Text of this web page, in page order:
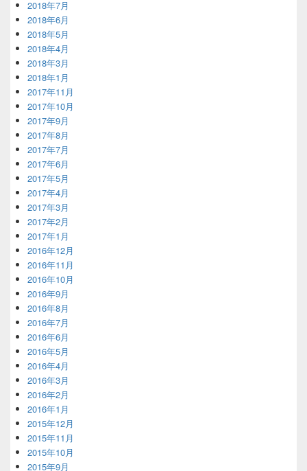
2018年7月
2018年6月
2018年5月
2018年4月
2018年3月
2018年1月
2017年11月
2017年10月
2017年9月
2017年8月
2017年7月
2017年6月
2017年5月
2017年4月
2017年3月
2017年2月
2017年1月
2016年12月
2016年11月
2016年10月
2016年9月
2016年8月
2016年7月
2016年6月
2016年5月
2016年4月
2016年3月
2016年2月
2016年1月
2015年12月
2015年11月
2015年10月
2015年9月